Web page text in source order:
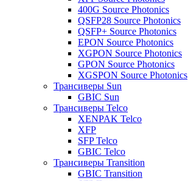
400G Source Photonics
QSFP28 Source Photonics
QSFP+ Source Photonics
EPON Source Photonics
XGPON Source Photonics
GPON Source Photonics
XGSPON Source Photonics
Трансиверы Sun
GBIC Sun
Трансиверы Telco
XENPAK Telco
XFP
SFP Telco
GBIC Telco
Трансиверы Transition
GBIC Transition